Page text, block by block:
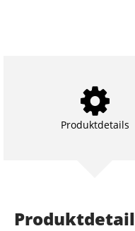
Produktdetails